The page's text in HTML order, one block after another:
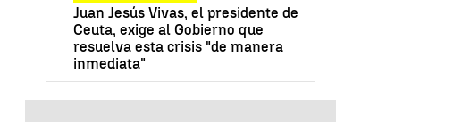
Juan Jesús Vivas, el presidente de
Ceuta, exige al Gobierno que
resuelva esta crisis "de manera
inmediata"